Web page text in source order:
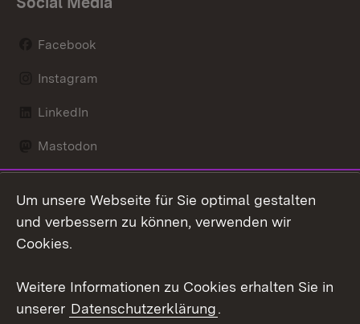
Facebook
Instagram
LinkedIn
Mastodon
X / Twitter
Youtube
Kontakt
Datenschutz
Um unsere Webseite für Sie optimal gestalten
und verbessern zu können, verwenden wir
Cookies.
Weitere Informationen zu Cookies erhalten Sie in
unserer Datenschutzerklärung.